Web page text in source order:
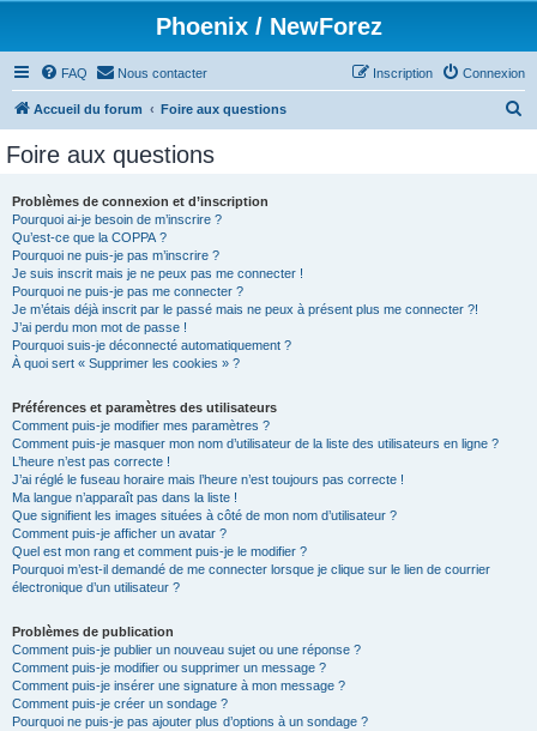
Phoenix / NewForez
FAQ Nous contacter Connexion
Inscription
Accueil du forum Foire aux questions
Foire aux questions
Problèmes de connexion et d’inscription
Pourquoi ai-je besoin de m’inscrire ?
Qu’est-ce que la COPPA ?
Pourquoi ne puis-je pas m’inscrire ?
Je suis inscrit mais je ne peux pas me connecter !
Pourquoi ne puis-je pas me connecter ?
Je m’étais déjà inscrit par le passé mais ne peux à présent plus me connecter ?!
J’ai perdu mon mot de passe !
Pourquoi suis-je déconnecté automatiquement ?
À quoi sert « Supprimer les cookies » ?
Préférences et paramètres des utilisateurs
Comment puis-je modifier mes paramètres ?
Comment puis-je masquer mon nom d’utilisateur de la liste des utilisateurs en ligne ?
L’heure n’est pas correcte !
J’ai réglé le fuseau horaire mais l’heure n’est toujours pas correcte !
Ma langue n’apparaît pas dans la liste !
Que signifient les images situées à côté de mon nom d’utilisateur ?
Comment puis-je afficher un avatar ?
Quel est mon rang et comment puis-je le modifier ?
Pourquoi m’est-il demandé de me connecter lorsque je clique sur le lien de courrier
électronique d’un utilisateur ?
Problèmes de publication
Comment puis-je publier un nouveau sujet ou une réponse ?
Comment puis-je modifier ou supprimer un message ?
Comment puis-je insérer une signature à mon message ?
Comment puis-je créer un sondage ?
Pourquoi ne puis-je pas ajouter plus d’options à un sondage ?